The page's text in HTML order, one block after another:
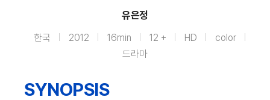
유은정
한국 2012 16min 12 + HD
color
드라마
SYNOPSIS